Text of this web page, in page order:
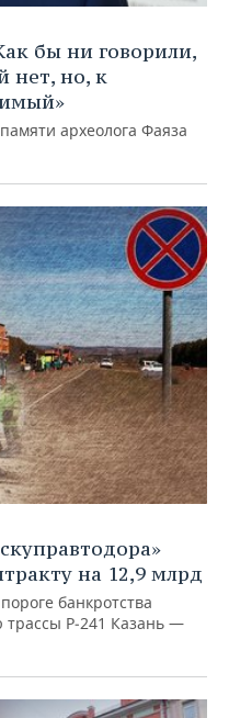
бы ни говорили,
нет, но, к
археолога Фаяза
на 12,9 млрд
банкротства
трассы Р‑241 Казань —